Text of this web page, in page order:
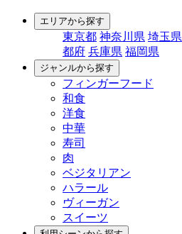
エリアから探す
東京都 神奈川県 埼玉県
都府 兵庫県 福岡県
ジャンルから探す
フィンガーフード
和食
洋食
中華
寿司
肉
ベジタリアン
ハラール
ヴィーガン
スイーツ